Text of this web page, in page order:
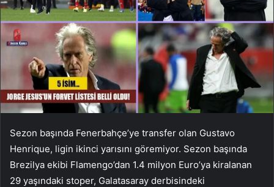
Sezon başında Fenerbahçe’ye transfer olan Gustavo
Henrique, ligin ikinci yarısını göremiyor. Sezon başında
Brezilya ekibi Flamengo’dan 1.4 milyon Euro’ya kiralanan
29 yaşındaki stoper, Galatasaray derbisindeki